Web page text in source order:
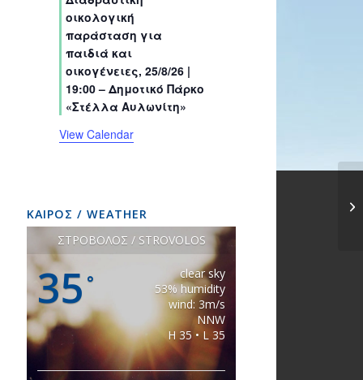
sssss
t
s
t
s
t
s
t
s
t
s
t
s
οικολογική
παράσταση για
παιδιά και
οικογένειες, 25/8/26 |
19:00 – Δημοτικό Πάρκο
«Στέλλα Αυλωνίτη»
View Calendar
ΚΑΙΡΟΣ / WEATHER
ΣΤΡΟΒΟΛΟΣ / STROVOLOS
35 °
clear sky
53% humidity
wind: 3m/s
NNW
H 35 • L 35